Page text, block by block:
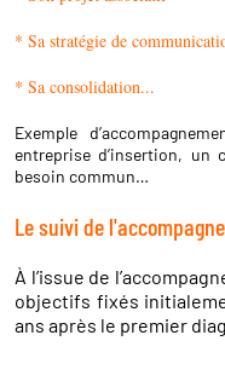
* Sa stratégie de
* Sa consolidation...
Exemple
entreprise d’insertion, un
besoin commun…
Le suivi de
À l’issue de
objectifs fixés
ans après le premier